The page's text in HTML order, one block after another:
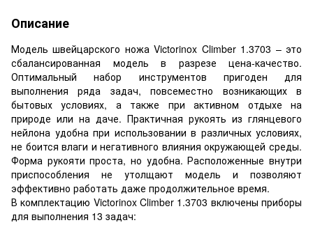
Описание
Модель швейцарского ножа Victorinox Climber 1.3703 – это
сбалансированная модель в разрезе цена-качество.
Оптимальный набор инструментов пригоден для
выполнения ряда задач, повсеместно возникающих в
бытовых условиях, а также при активном отдыхе на
природе или на даче. Практичная рукоять из глянцевого
нейлона удобна при использовании в различных условиях,
не боится влаги и негативного влияния окружающей среды.
Форма рукояти проста, но удобна. Расположенные внутри
приспособления не утолщают модель и позволяют
эффективно работать даже продолжительное время.
В комплектацию Victorinox Climber 1.3703 включены приборы
для выполнения 13 задач: